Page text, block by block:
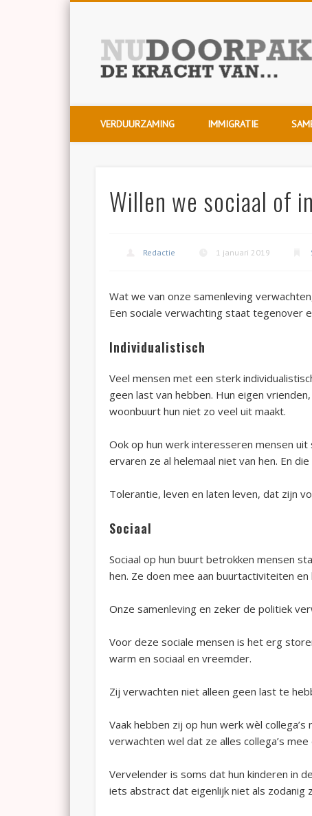
Voor wie het verschil wil maken!
Twitter
VERDUURZAMING IMMIGRATIE
Willen we sociaal of
Redactie 1 januari 2019
Wat we van onze samenleving
Een sociale verwachting staat tegenover
Individualistisch
Veel mensen met een sterk
geen last van hebben. Hun eigen
woonbuurt hun niet zo veel uit maakt.
Ook op hun werk interesseren mensen
ervaren ze al helemaal niet van hen. En
Tolerantie, leven en laten leven, dat zijn
Sociaal
Sociaal op hun buurt betrokken mensen
hen. Ze doen mee aan buurtactiviteiten
Onze samenleving en zeker de politiek
Voor deze sociale mensen is het erg
warm en sociaal en vreemder.
Zij verwachten niet alleen geen last te
Vaak hebben zij op hun werk wèl
verwachten wel dat ze alles collega’s
Vervelender is soms dat hun kinderen in
iets abstract dat eigenlijk niet als zodanig